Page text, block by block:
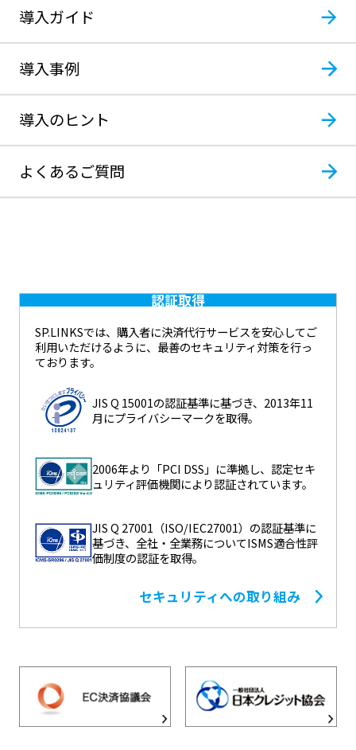
導入ガイド
導入事例
導入のヒント
よくあるご質問
認証取得
SP.LINKSでは、購入者に決済代行サービスを安心してご
利用いただけるように、最善のセキュリティ対策を行っ
ております。
JIS Q 15001の認証基準に基づき、2013年11
月にプライバシーマークを取得。
2006年より「PCI DSS」に準拠し、認定セキ
ュリティ評価機関により認証されています。
JIS Q 27001（ISO/IEC27001）の認証基準に
基づき、全社・全業務についてISMS適合性評
価制度の認証を取得。
セキュリティへの取り組み